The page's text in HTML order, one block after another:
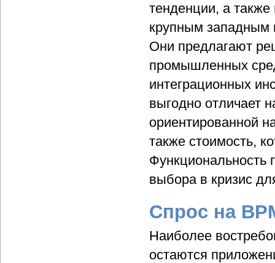
тенденции, а также
крупным западным
Они предлагают
промышленных
интеграционных
выгодно отличает
ориентированной
также стоимость,
Функциональность
выбора в кризис
Спрос на
Наиболее
остаются